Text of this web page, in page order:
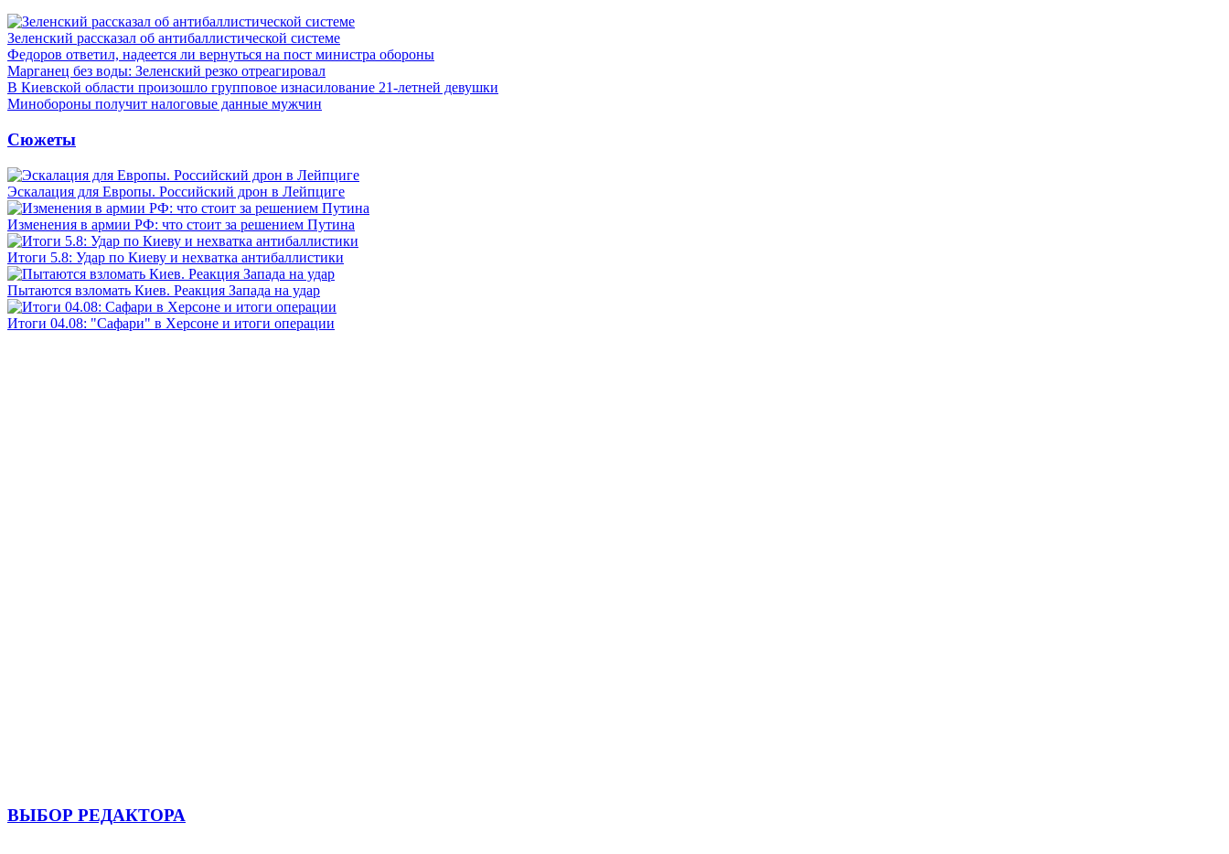
Зеленский рассказал об антибаллистической системе
Федоров ответил, надеется ли вернуться на пост министра обороны
Марганец без воды: Зеленский резко отреагировал
В Киевской области произошло групповое изнасилование 21-летней девушки
Минобороны получит налоговые данные мужчин
Сюжеты
Эскалация для Европы. Российский дрон в Лейпциге
Изменения в армии РФ: что стоит за решением Путина
Итоги 5.8: Удар по Киеву и нехватка антибаллистики
Пытаются взломать Киев. Реакция Запада на удар
Итоги 04.08: "Сафари" в Херсоне и итоги операции
ВЫБОР РЕДАКТОРА